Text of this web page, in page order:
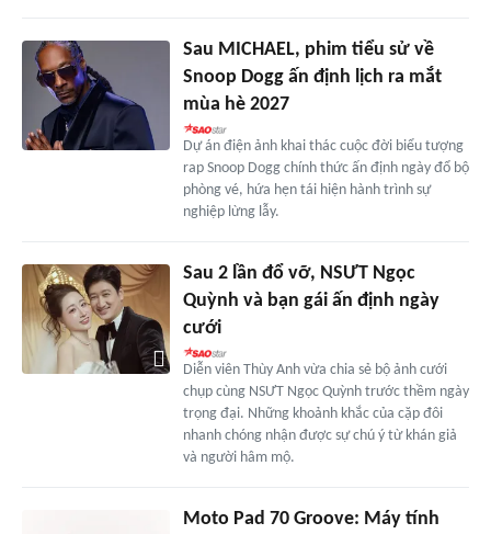
Sau MICHAEL, phim tiểu sử về
Snoop Dogg ấn định lịch ra mắt
mùa hè 2027
Dự án điện ảnh khai thác cuộc đời biểu tượng
rap Snoop Dogg chính thức ấn định ngày đổ bộ
phòng vé, hứa hẹn tái hiện hành trình sự
nghiệp lừng lẫy.
Sau 2 lần đổ vỡ, NSƯT Ngọc
Quỳnh và bạn gái ấn định ngày
cưới
Diễn viên Thùy Anh vừa chia sẻ bộ ảnh cưới
chụp cùng NSƯT Ngọc Quỳnh trước thềm ngày
trọng đại. Những khoảnh khắc của cặp đôi
nhanh chóng nhận được sự chú ý từ khán giả
và người hâm mộ.
Moto Pad 70 Groove: Máy tính